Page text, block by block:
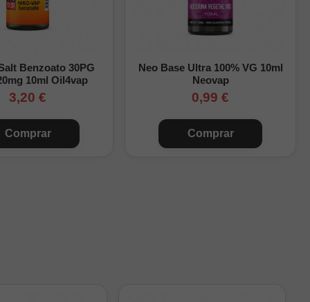
Benzoato 30PG
10ml Oil4vap
3,20 €
Comprar
Neo Base Ultra 100% VG 10ml
Neovap
0,99 €
Comprar